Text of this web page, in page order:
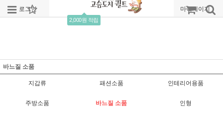
로그인 회원가입
2,000원 적립
주문조회 마이페이지
바느질 소품
지갑류 패션소품 인테리어용품
주방소품 바느질 소품 인형